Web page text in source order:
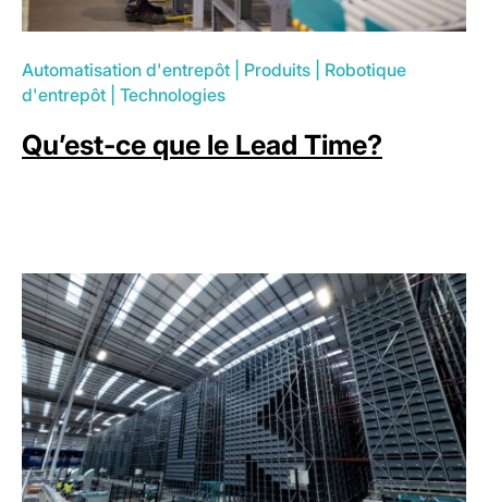
Automatisation d'entrepôt Produits
Robotique
d'entrepôt
Technologies
Qu’est-ce que le Lead Time?